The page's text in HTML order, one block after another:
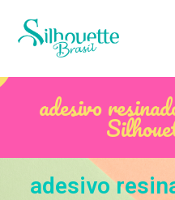
adesivo
adesivo